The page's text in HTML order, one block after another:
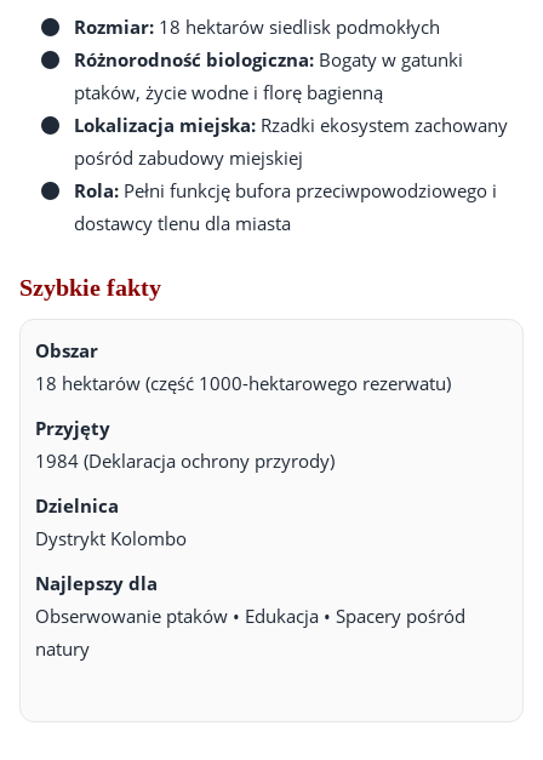
Rozmiar: 18 hektarów siedlisk podmokłych
Różnorodność biologiczna: Bogaty w gatunki
ptaków, życie wodne i florę bagienną
Lokalizacja miejska: Rzadki ekosystem zachowany
pośród zabudowy miejskiej
Rola: Pełni funkcję bufora przeciwpowodziowego i
dostawcy tlenu dla miasta
Szybkie fakty
Obszar
18 hektarów (część 1000-hektarowego rezerwatu)
Przyjęty
1984 (Deklaracja ochrony przyrody)
Dzielnica
Dystrykt Kolombo
Najlepszy dla
Obserwowanie ptaków • Edukacja • Spacery pośród
natury